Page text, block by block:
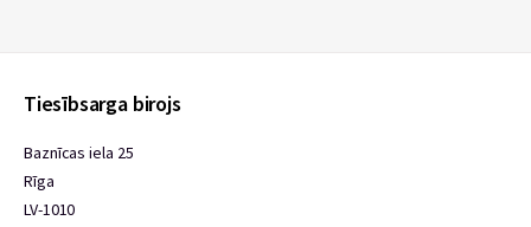
Tiesībsarga birojs
Baznīcas iela 25
Rīga
LV-1010